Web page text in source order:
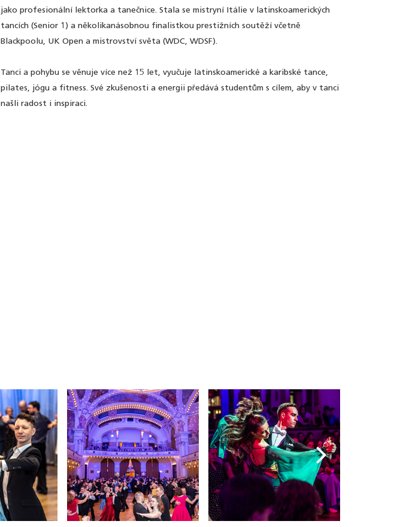
jako profesionální lektorka a tanečnice. Stala se mistryní Itálie v latinskoamerických
tancích (Senior 1) a několikanásobnou finalistkou prestižních soutěží včetně
Blackpoolu, UK Open a mistrovství světa (WDC, WDSF).
Tanci a pohybu se věnuje více než 15 let, vyučuje latinskoamerické a karibské tance,
pilates, jógu a fitness. Své zkušenosti a energii předává studentům s cílem, aby v tanci
našli radost i inspiraci.